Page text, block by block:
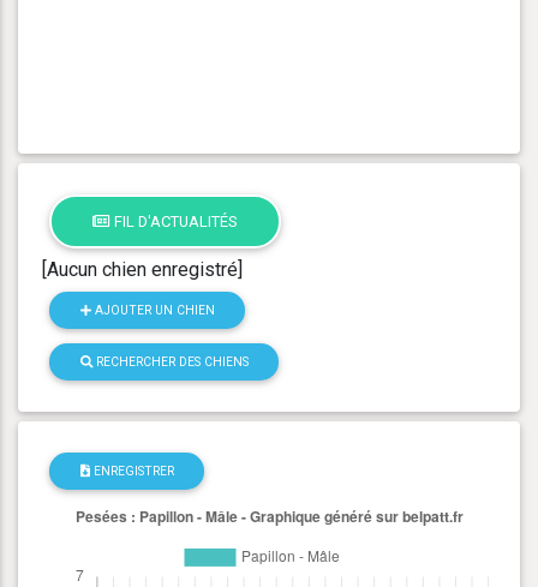
FIL D'ACTUALITÉS
[Aucun chien enregistré]
AJOUTER UN CHIEN
RECHERCHER DES CHIENS
ENREGISTRER